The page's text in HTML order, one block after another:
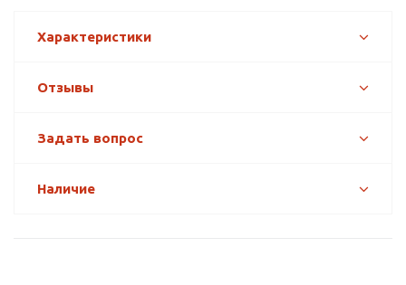
Характеристики
Отзывы
Задать вопрос
Наличие